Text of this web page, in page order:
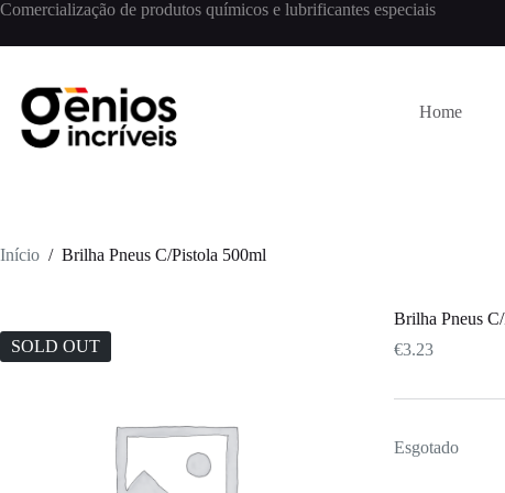
Comercialização de produtos químicos e lubrificantes especiais
Home
Início / Brilha Pneus C/Pistola 500ml
SOLD OUT
Brilha Pneus
€3.23
Esgotado